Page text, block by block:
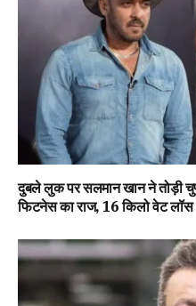
दुबले लुक पर सलमान खान ने तोड़ी
फिटनेस का राज, 16 किलो वेट लॉस